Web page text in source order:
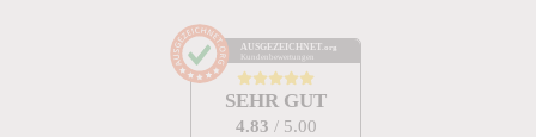
AUSGEZEICHNET .org
Kundenbewertungen
SEHR GUT
4.83 / 5.00